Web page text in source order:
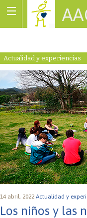
Actualidad y experiencias
14 abril, 2022 Actualidad y
Los niños y las